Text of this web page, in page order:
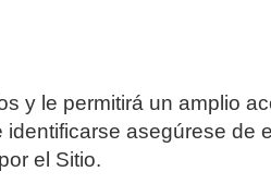
y le permitirá un amplio
asegúrese de
el Sitio.